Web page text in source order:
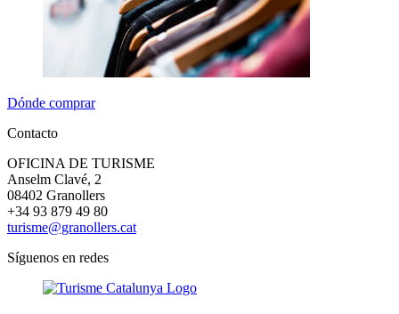
Dónde comprar
Contacto
OFICINA DE TURISME
Anselm Clavé, 2
08402 Granollers
+34 93 879 49 80
turisme@granollers.cat
Síguenos en redes